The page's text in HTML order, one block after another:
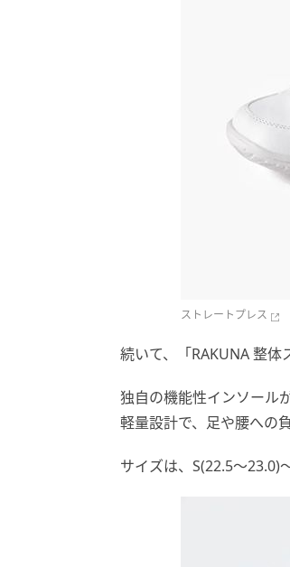
ストレートプレス
続いて、「RAKUNA 整体
独自の機能性インソール
軽量設計で、足や腰への
サイズは、S(22.5～23.0)